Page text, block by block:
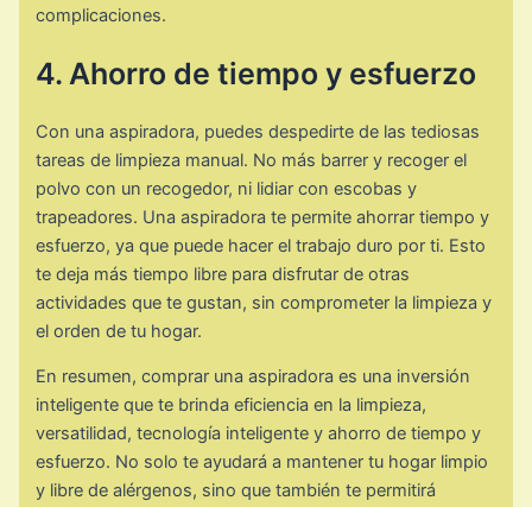
complicaciones.
4. Ahorro de tiempo y esfuerzo
Con una aspiradora, puedes despedirte de las tediosas
tareas de limpieza manual. No más barrer y recoger el
polvo con un recogedor, ni lidiar con escobas y
trapeadores. Una aspiradora te permite ahorrar tiempo y
esfuerzo, ya que puede hacer el trabajo duro por ti. Esto
te deja más tiempo libre para disfrutar de otras
actividades que te gustan, sin comprometer la limpieza y
el orden de tu hogar.
En resumen, comprar una aspiradora es una inversión
inteligente que te brinda eficiencia en la limpieza,
versatilidad, tecnología inteligente y ahorro de tiempo y
esfuerzo. No solo te ayudará a mantener tu hogar limpio
y libre de alérgenos, sino que también te permitirá